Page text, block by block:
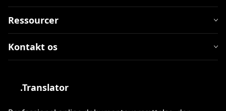
Ressourcer
Kontakt os
.Translator